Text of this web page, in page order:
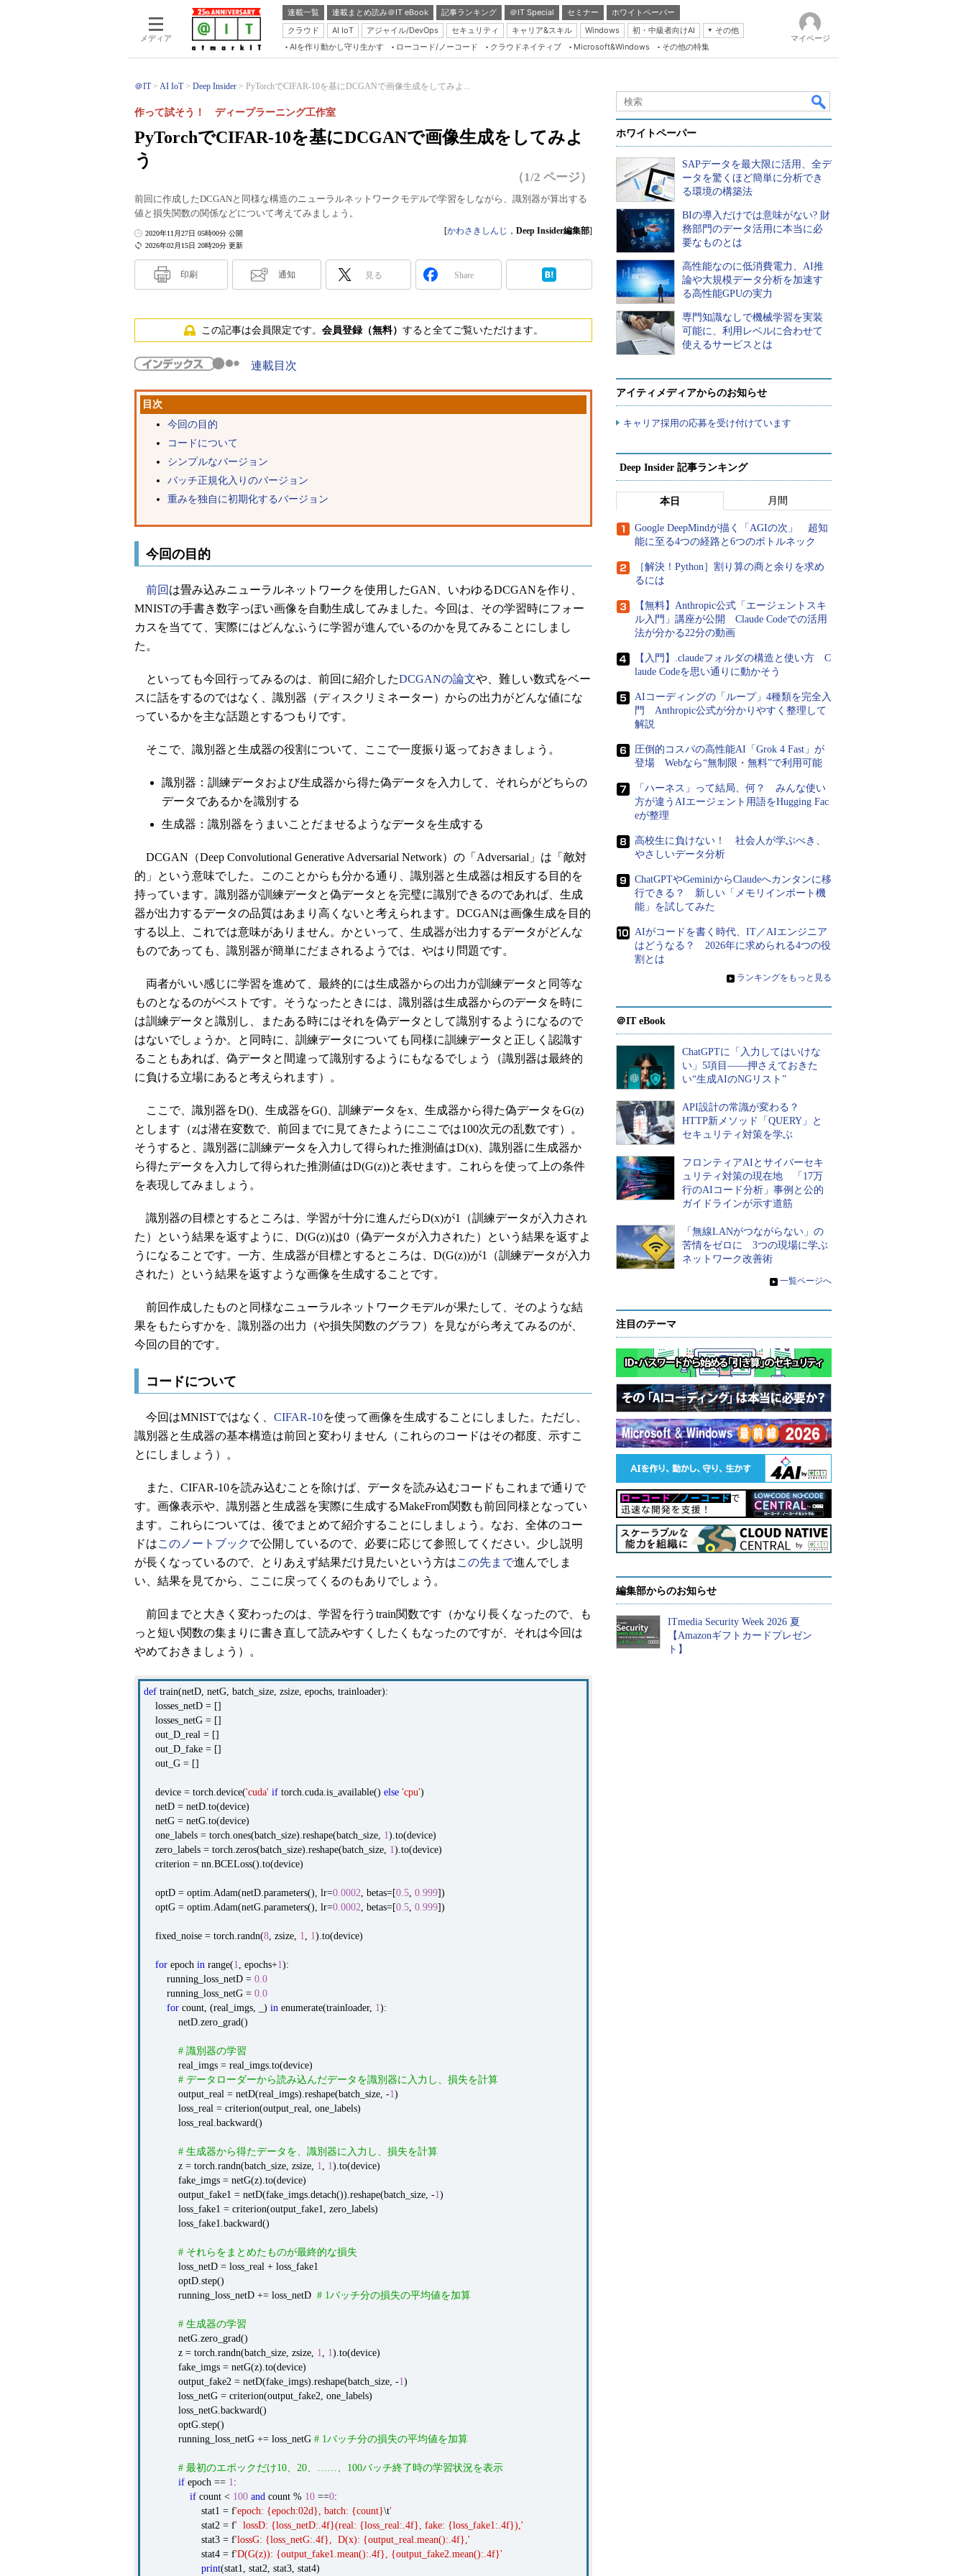
メディア
連載一覧 連載まとめ読み＠IT eBook 記事ランキング ＠IT Special セミナー
ホワイトペーパー
クラウド
AI IoT アジャイル/DevOps セキュリティ キャリア&スキル Windows 初・中級者向けAI
その他
Server & Storage
Java Agile
Database Expert
Master of IP Network
Security & Trust
Test & Tools
Insider.NET
AIを作り動かし守り生かす ローコード/ノーコード クラウドネイティブ Microsoft&Windows その他の特集
マイページ
＠IT AI IoT Deep Insider PyTorchでCIFAR-10を基にDCGANで画像生成をしてみよ...
PyTorchでCIFAR-10を基にDCGANで画像生成をしてみよ
う
作って試そう！ ディープラーニング工作室
（1/2 ページ）
前回に作成したDCGANと同様な構造のニューラルネットワークモデルで学習をしながら、識別器が算出する
値と損失関数の関係などについて考えてみましょう。
2026年02月15日 20時20分 更新
2020年11月27日 05時00分 公開 [かわさきしんじ ， Deep Insider編集部]
印刷 通知 見る Share
この記事は会員限定です。 会員登録（無料） すると全てご覧いただけます。
連載目次
目次
今回の目的
コードについて
シンプルなバージョン
バッチ正規化入りのバージョン
重みを独自に初期化するバージョン
今回の目的
前回 は畳み込みニューラルネットワークを使用したGAN、いわゆるDCGANを作り、
MNISTの手書き数字っぽい画像を自動生成してみました。今回は、その学習時にフォー
カスを当てて、実際にはどんなふうに学習が進んでいるのかを見てみることにしまし
た。
といっても今回行ってみるのは、前回に紹介したDCGANの論文や、難しい数式をベー
スに話をするのではなく、識別器（ディスクリミネーター）からの出力がどんな値にな
っているかを主な話題とするつもりです。
そこで、識別器と生成器の役割について、ここで一度振り返っておきましょう。
識別器：訓練データおよび生成器から得た偽データを入力して、それらがどちらの
データであるかを識別する
生成器：識別器をうまいことだませるようなデータを生成する
DCGAN（Deep Convolutional Generative Adversarial Network）の「Adversarial」は「敵対
的」という意味でした。このことからも分かる通り、識別器と生成器は相反する目的を
持っています。識別器が訓練データと偽データとを完璧に識別できるのであれば、生成
器が出力するデータの品質はあまり高くないと考えられます。DCGANは画像生成を目的
する以上、これでは意味がありません。かといって、生成器が出力するデータがどんな
ものであっても、識別器が簡単にだまされるようでは、やはり問題です。
両者がいい感じに学習を進めて、最終的には生成器からの出力が訓練データと同等な
ものとなるのがベストです。そうなったときには、識別器は生成器からのデータを時に
は訓練データと識別し、またある時にはそれを偽データとして識別するようになるので
はないでしょうか。と同時に、訓練データについても同様に訓練データと正しく認識す
ることもあれば、偽データと間違って識別するようにもなるでしょう（識別器は最終的
に負ける立場にあると考えられます）。
ここで、識別器をD()、生成器をG()、訓練データをx、生成器から得た偽データをG(z)
とします（zは潜在変数で、前回までに見てきたようにここでは100次元の乱数です）。
そうすると、識別器に訓練データを入力して得られた推測値はD(x)、識別器に生成器か
ら得たデータを入力して得られた推測値はD(G(z))と表せます。これらを使って上の条件
を表現してみましょう。
識別器の目標とするところは、学習が十分に進んだらD(x)が1（訓練データが入力され
た）という結果を返すように、D(G(z))は0（偽データが入力された）という結果を返すよ
うになることです。一方、生成器が目標とするところは、D(G(z))が1（訓練データが入力
された）という結果を返すような画像を生成することです。
前回作成したものと同様なニューラルネットワークモデルが果たして、そのような結
果をもたらすかを、識別器の出力（や損失関数のグラフ）を見ながら考えてみるのが、
今回の目的です。
コードについて
今回はMNISTではなく、 CIFAR-10を使って画像を生成することにしました。ただし、
識別器と生成器の基本構造は前回と変わりません（これらのコードはその都度、示すこ
とにしましょう）。
また、CIFAR-10を読み込むことを除けば、データを読み込むコードもこれまで通りで
す。画像表示や、識別器と生成器を実際に生成するMakeFrom関数も前回同様となってい
ます。これらについては、後でまとめて紹介することにしましょう。なお、全体のコー
ドはこのノートブック で公開しているので、必要に応じて参照してください。少し説明
が長くなっているので、とりあえず結果だけ見たいという方はこの先まで進んでしま
い、結果を見てから、ここに戻ってくるのもありでしょう。
前回までと大きく変わったのは、学習を行うtrain関数です（かなり長くなったので、も
っと短い関数の集まりに書き直して読みやすくしたくもなったのですが、それは今回は
やめておきましょう）。
def train(netD, netG, batch_size, zsize, epochs, trainloader):
losses_netD = []
losses_netG = []
out_D_real = []
out_D_fake = []
out_G = []
device = torch.device('cuda' if torch.cuda.is_available() else 'cpu')
netD = netD.to(device)
netG = netG.to(device)
one_labels = torch.ones(batch_size).reshape(batch_size, 1).to(device)
zero_labels = torch.zeros(batch_size).reshape(batch_size, 1).to(device)
criterion = nn.BCELoss().to(device)
optD = optim.Adam(netD.parameters(), lr=0.0002, betas=[0.5, 0.999])
optG = optim.Adam(netG.parameters(), lr=0.0002, betas=[0.5, 0.999])
fixed_noise = torch.randn(8, zsize, 1, 1).to(device)
for epoch in range(1, epochs+1):
running_loss_netD = 0.0
running_loss_netG = 0.0
for count, (real_imgs, _) in enumerate(trainloader, 1):
netD.zero_grad()
# 識別器の学習
real_imgs = real_imgs.to(device)
# データローダーから読み込んだデータを識別器に入力し、損失を計算
output_real = netD(real_imgs).reshape(batch_size, -1)
loss_real = criterion(output_real, one_labels)
loss_real.backward()
# 生成器から得たデータを、識別器に入力し、損失を計算
z = torch.randn(batch_size, zsize, 1, 1).to(device)
fake_imgs = netG(z).to(device)
output_fake1 = netD(fake_imgs.detach()).reshape(batch_size, -1)
loss_fake1 = criterion(output_fake1, zero_labels)
loss_fake1.backward()
# それらをまとめたものが最終的な損失
loss_netD = loss_real + loss_fake1
optD.step()
running_loss_netD += loss_netD # 1バッチ分の損失の平均値を加算
# 生成器の学習
netG.zero_grad()
z = torch.randn(batch_size, zsize, 1, 1).to(device)
fake_imgs = netG(z).to(device)
output_fake2 = netD(fake_imgs).reshape(batch_size, -1)
loss_netG = criterion(output_fake2, one_labels)
loss_netG.backward()
optG.step()
running_loss_netG += loss_netG # 1バッチ分の損失の平均値を加算
# 最初のエポックだけ10、20、……、100バッチ終了時の学習状況を表示
if epoch == 1:
if count < 100 and count % 10 ==0:
stat1 = f'epoch: {epoch:02d}, batch: {count}\t'
stat2 = f' lossD: {loss_netD:.4f}(real: {loss_real:.4f}, fake: {loss_fake1:.4f}),'
stat3 = f'lossG: {loss_netG:.4f}, D(x): {output_real.mean():.4f},'
stat4 = f'D(G(z)): {output_fake1.mean():.4f}, {output_fake2.mean():.4f}'
print(stat1, stat2, stat3, stat4)
ホワイトペーパー
SAPデータを最大限に活用、全デ
ータを驚くほど簡単に分析でき
る環境の構築法
BIの導入だけでは意味がない? 財
務部門のデータ活用に本当に必
要なものとは
高性能なのに低消費電力、AI推
論や大規模データ分析を加速す
る高性能GPUの実力
専門知識なしで機械学習を実装
可能に、利用レベルに合わせて
使えるサービスとは
アイティメディアからのお知らせ
キャリア採用の応募を受け付けています
Deep Insider 記事ランキング
本日 月間
Google DeepMindが描く「AGIの次」 超知
能に至る4つの経路と6つのボトルネック
［解決！Python］割り算の商と余りを求め
るには
【無料】Anthropic公式「エージェントスキ
ル入門」講座が公開 Claude Codeでの活用
法が分かる22分の動画
【入門】.claudeフォルダの構造と使い方 C
laude Codeを思い通りに動かそう
AIコーディングの「ループ」4種類を完全入
門 Anthropic公式が分かりやすく整理して
解説
圧倒的コスパの高性能AI「Grok 4 Fast」が
登場 Webなら“無制限・無料”で利用可能
「ハーネス」って結局、何？ みんな使い
方が違うAIエージェント用語をHugging Fac
eが整理
高校生に負けない！ 社会人が学ぶべき、
やさしいデータ分析
ChatGPTやGeminiからClaudeへカンタンに移
行できる？ 新しい「メモリインポート機
能」を試してみた
AIがコードを書く時代、IT／AIエンジニア
はどうなる？ 2026年に求められる4つの役
割とは
» ランキングをもっと見る
＠IT eBook
ChatGPTに「入力してはいけな
い」5項目――押さえておきた
い“生成AIのNGリスト”
API設計の常識が変わる？
HTTP新メソッド「QUERY」と
セキュリティ対策を学ぶ
フロンティアAIとサイバーセキ
ュリティ対策の現在地 「17万
行のAIコード分析」事例と公的
ガイドラインが示す道筋
「無線LANがつながらない」の
苦情をゼロに 3つの現場に学ぶ
ネットワーク改善術
» 一覧ページへ
注目のテーマ
編集部からのお知らせ
ITmedia Security Week 2026 夏
【Amazonギフトカードプレゼン
ト】